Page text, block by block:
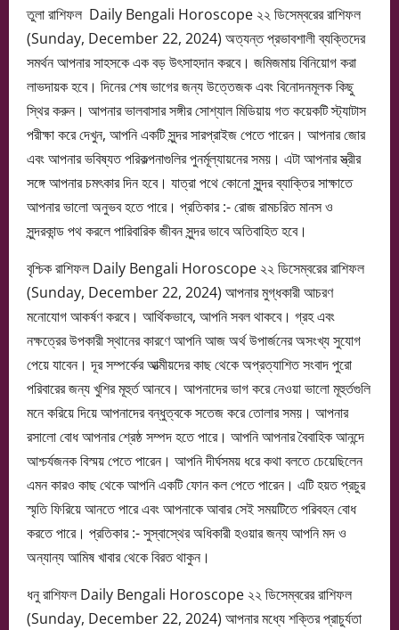
তুলা রাশিফল Daily Bengali Horoscope ২২ ডিসেম্বরের রাশিফল
(Sunday, December 22, 2024) অত্যন্ত প্রভাবশালী ব্যক্তিদের
সমর্থন আপনার সাহসকে এক বড় উৎসাহদান করবে। জমিজমায় বিনিয়োগ করা
লাভদায়ক হবে। দিনের শেষ ভাগের জন্য উত্তেজক এবং বিনোদনমূলক কিছু
স্থির করুন। আপনার ভালবাসার সঙ্গীর সোশ্যাল মিডিয়ায় গত কয়েকটি স্ট্যাটাস
পরীক্ষা করে দেখুন, আপনি একটি সুন্দর সারপ্রাইজ পেতে পারেন। আপনার জোর
এবং আপনার ভবিষ্যত পরিকল্পনাগুলির পুনর্মূল্যায়নের সময়। এটা আপনার স্ত্রীর
সঙ্গে আপনার চমৎকার দিন হবে। যাত্রা পথে কোনো সুন্দর ব্যাক্তির সাক্ষাতে
আপনার ভালো অনুভব হতে পারে। প্রতিকার :- রোজ রামচরিত মানস ও
সুন্দরকান্ড পথ করলে পারিবারিক জীবন সুন্দর ভাবে অতিবাহিত হবে।
বৃশ্চিক রাশিফল Daily Bengali Horoscope ২২ ডিসেম্বরের রাশিফল
(Sunday, December 22, 2024) আপনার মুগ্ধকারী আচরণ
মনোযোগ আকর্ষণ করবে। আর্থিকভাবে, আপনি সবল থাকবে। গ্রহ এবং
নক্ষত্রের উপকারী স্থানের কারণে আপনি আজ অর্থ উপার্জনের অসংখ্য সুযোগ
পেয়ে যাবেন। দূর সম্পর্কের আত্মীয়দের কাছ থেকে অপ্রত্যাশিত সংবাদ পুরো
পরিবারের জন্য খুশির মূহুর্ত আনবে। আপনাদের ভাগ করে নেওয়া ভালো মূহুর্তগুলি
মনে করিয়ে দিয়ে আপনাদের বন্ধুত্বকে সতেজ করে তোলার সময়। আপনার
রসালো বোধ আপনার শ্রেষ্ঠ সম্পদ হতে পারে। আপনি আপনার বৈবাহিক আনন্দে
আশ্চর্যজনক বিস্ময় পেতে পারেন। আপনি দীর্ঘসময় ধরে কথা বলতে চেয়েছিলেন
এমন কারও কাছ থেকে আপনি একটি ফোন কল পেতে পারেন। এটি হয়ত প্রচুর
স্মৃতি ফিরিয়ে আনতে পারে এবং আপনাকে আবার সেই সময়টিতে পরিবহন বোধ
করতে পারে। প্রতিকার :- সুস্বাস্থের অধিকারী হওয়ার জন্য আপনি মদ ও
অন্যান্য আমিষ খাবার থেকে বিরত থাকুন।
ধনু রাশিফল Daily Bengali Horoscope ২২ ডিসেম্বরের রাশিফল
(Sunday, December 22, 2024) আপনার মধ্যে শক্তির প্রাচুর্যতা